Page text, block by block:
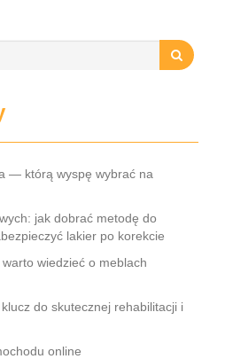
— którą wyspę wybrać na
jak dobrać metodę do
lakier po korekcie
wiedzieć o meblach
do skutecznej rehabilitacji i
online